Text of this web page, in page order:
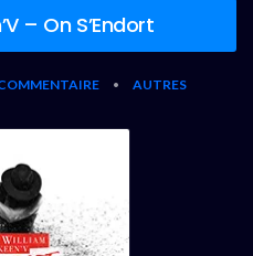
– On S’Endort
• AUTRES